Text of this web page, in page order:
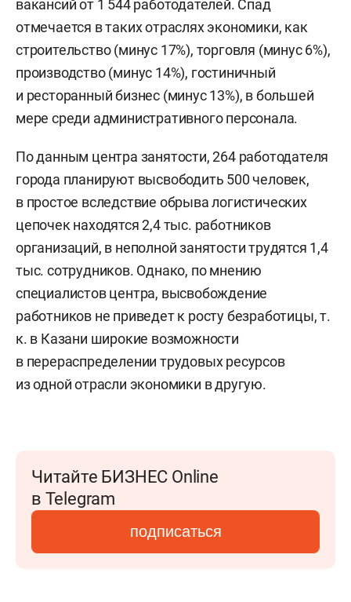
вакансий от 1 544 работодателей. Спад
отмечается в таких отраслях экономики, как
строительство (минус 17%), торговля (минус 6%),
производство (минус 14%), гостиничный
и ресторанный бизнес (минус 13%), в большей
мере среди административного персонала.
По данным центра занятости, 264 работодателя
города планируют высвободить 500 человек,
в простое вследствие обрыва логистических
цепочек находятся 2,4 тыс. работников
организаций, в неполной занятости трудятся 1,4
тыс. сотрудников. Однако, по мнению
специалистов центра, высвобождение
работников не приведет к росту безработицы, т.
к. в Казани широкие возможности
в перераспределении трудовых ресурсов
из одной отрасли экономики в другую.
Читайте БИЗНЕС Online
в Telegram
подписаться